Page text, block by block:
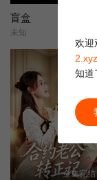
盲盒
未知
全集完结
欢迎
2.xyz
知道